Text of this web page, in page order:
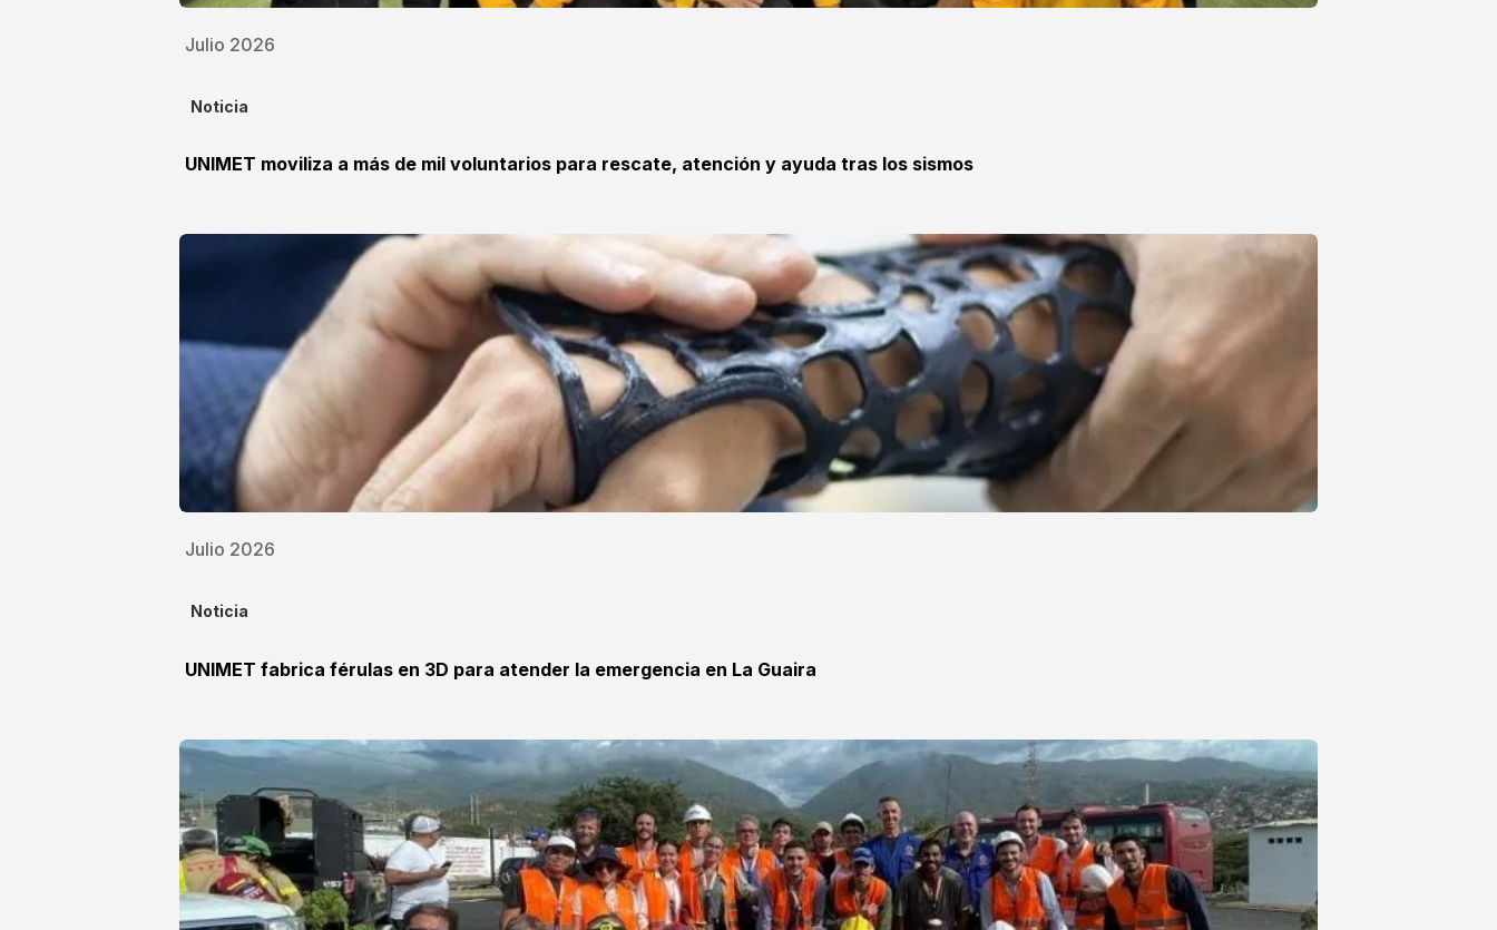
Julio 2026
Noticia
UNIMET moviliza a más de mil voluntarios para rescate, atención y ayuda tras los sismos
Julio 2026
Noticia
UNIMET fabrica férulas en 3D para atender la emergencia en La Guaira